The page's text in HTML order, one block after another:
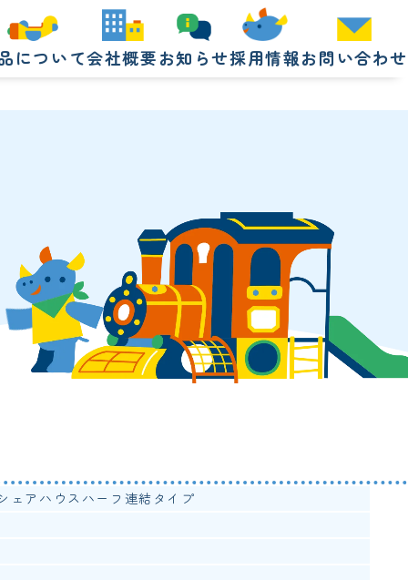
について
について
会社概要
会社概要
お知らせ
お知らせ
採用情報
採用情報
お問い合わせ
お問い合わせ
アハウスハーフ連結タイプ